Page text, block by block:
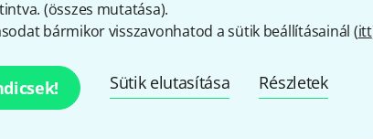
(összes mutatása).
bármikor visszavonhatod a sütik beállításainál (itt
Sütik elutasítása Részletek